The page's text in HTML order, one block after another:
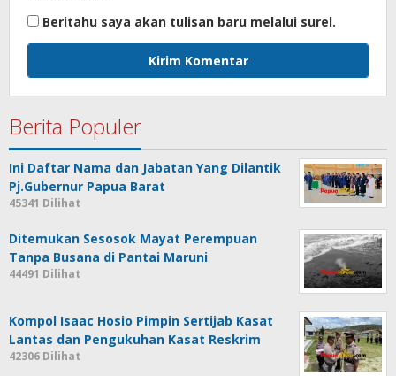
Beritahu saya akan tulisan baru melalui surel.
Berita Populer
Ini Daftar Nama dan Jabatan Yang Dilantik
Pj.Gubernur Papua Barat
45341 Dilihat
Ditemukan Sesosok Mayat Perempuan
Tanpa Busana di Pantai Maruni
44491 Dilihat
Kompol Isaac Hosio Pimpin Sertijab Kasat
Lantas dan Pengukuhan Kasat Reskrim
42306 Dilihat